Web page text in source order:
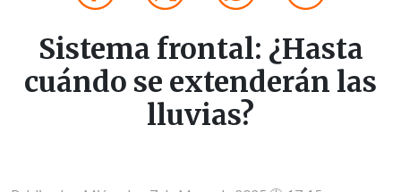
Sistema frontal: ¿Hasta
cuándo se extenderán las
lluvias?